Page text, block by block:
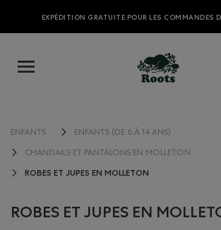
EXPÉDITION GRATUITE POUR LES COMMANDES
ENFANTS ENFANTS (DE 6 À 14 ANS)
CHANDAILS ET PANTALONS EN MOLLETON
ROBES ET JUPES EN MOLLETON
ROBES ET JUPES EN